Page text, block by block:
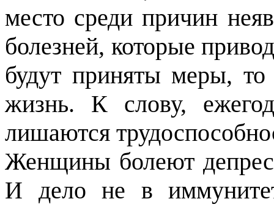
место среди причин
болезней, которые
будут приняты меры, то
жизнь. К слову,
лишаются
Женщины болеют
И дело не в